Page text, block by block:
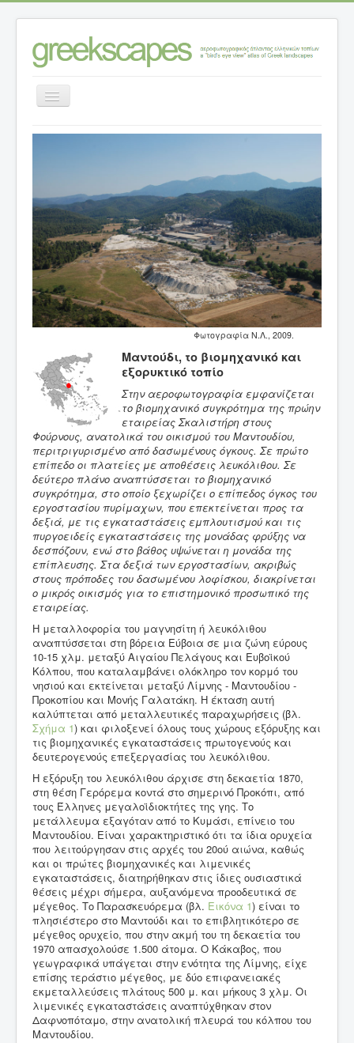
Εναλλαγή
πλοήγησης
Μαντούδι, το βιομηχανικό και εξορυκτικό τοπίο
Φωτογραφία Ν.Λ., 2009.
Μαντούδι, το βιομηχανικό και
εξορυκτικό τοπίο
Στην αεροφωτογραφία εμφανίζεται
το βιομηχανικό συγκρότημα της πρώην
εταιρείας Σκαλιστήρη στους
Φούρνους, ανατολικά του οικισμού του Μαντουδίου,
περιτριγυρισμένο από δασωμένους όγκους. Σε πρώτο
επίπεδο οι πλατείες με αποθέσεις λευκόλιθου. Σε
δεύτερο πλάνο αναπτύσσεται το βιομηχανικό
συγκρότημα, στο οποίο ξεχωρίζει ο επίπεδος όγκος του
εργοστασίου πυρίμαχων, που επεκτείνεται προς τα
δεξιά, με τις εγκαταστάσεις εμπλουτισμού και τις
πυργοειδείς εγκαταστάσεις της μονάδας φρύξης να
δεσπόζουν, ενώ στο βάθος υψώνεται η μονάδα της
επίπλευσης. Στα δεξιά των εργοστασίων, ακριβώς
στους πρόποδες του δασωμένου λοφίσκου, διακρίνεται
ο μικρός οικισμός για το επιστημονικό προσωπικό της
εταιρείας.
Η μεταλλοφορία του μαγνησίτη ή λευκόλιθου
αναπτύσσεται στη βόρεια Εύβοια σε μια ζώνη εύρους
10-15 χλμ. μεταξύ Αιγαίου Πελάγους και Ευβοϊκού
Κόλπου, που καταλαμβάνει ολόκληρο τον κορμό του
νησιού και εκτείνεται μεταξύ Λίμνης - Μαντουδίου -
Προκοπίου και Μονής Γαλατάκη. Η έκταση αυτή
καλύπτεται από μεταλλευτικές παραχωρήσεις (βλ.
Σχήμα 1) και φιλοξενεί όλους τους χώρους εξόρυξης και
τις βιομηχανικές εγκαταστάσεις πρωτογενούς και
δευτερογενούς επεξεργασίας του λευκόλιθου.
Η εξόρυξη του λευκόλιθου άρχισε στη δεκαετία 1870,
στη θέση Γερόρεμα κοντά στο σημερινό Προκόπι, από
τους Έλληνες μεγαλοϊδιοκτήτες της γης. Το
μετάλλευμα εξαγόταν από το Κυμάσι, επίνειο του
Μαντουδίου. Είναι χαρακτηριστικό ότι τα ίδια ορυχεία
που λειτούργησαν στις αρχές του 20ού αιώνα, καθώς
και οι πρώτες βιομηχανικές και λιμενικές
εγκαταστάσεις, διατηρήθηκαν στις ίδιες ουσιαστικά
θέσεις μέχρι σήμερα, αυξανόμενα προοδευτικά σε
μέγεθος. Το Παρασκευόρεμα (βλ. Εικόνα 1) είναι το
πλησιέστερο στο Μαντούδι και το επιβλητικότερο σε
μέγεθος ορυχείο, που στην ακμή του τη δεκαετία του
1970 απασχολούσε 1.500 άτομα. Ο Κάκαβος, που
γεωγραφικά υπάγεται στην ενότητα της Λίμνης, είχε
επίσης τεράστιο μέγεθος, με δύο επιφανειακές
εκμεταλλεύσεις πλάτους 500 μ. και μήκους 3 χλμ. Οι
λιμενικές εγκαταστάσεις αναπτύχθηκαν στον
Δαφνοπόταμο, στην ανατολική πλευρά του κόλπου του
Μαντουδίου.